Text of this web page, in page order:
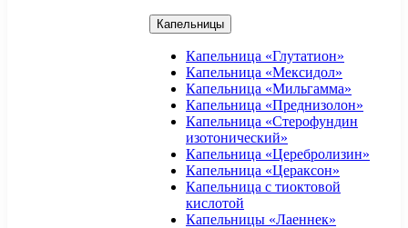
Капельницы
Капельница «Глутатион»
Капельница «Мексидол»
Капельница «Мильгамма»
Капельница «Преднизолон»
Капельница «Стерофундин
изотонический»
Капельница «Церебролизин»
Капельница «Цераксон»
Капельница с тиоктовой
кислотой
Капельницы «Лаеннек»